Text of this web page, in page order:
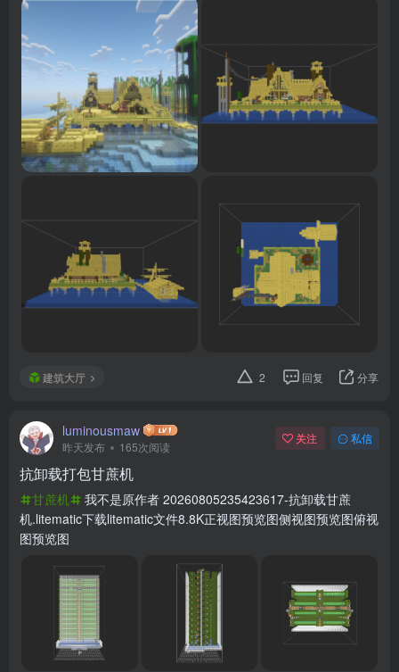
建筑大厅 2 回复 分享
luminousmaw
昨天发布 165次阅读
关注 私信
抗卸载打包甘蔗机
甘蔗机
我不是原作者 20260805235423617-抗卸载甘蔗
机.litematic下载litematic文件8.8K正视图预览图侧视图预览图俯视
图预览图